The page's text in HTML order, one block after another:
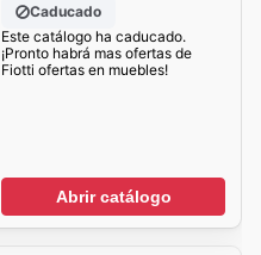
Caducado
Este catálogo ha caducado.
¡Pronto habrá mas ofertas de
Fiotti ofertas en muebles!
Abrir catálogo